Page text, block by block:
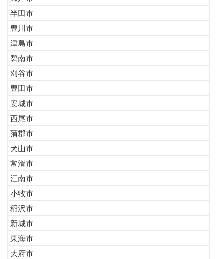
半田市
豊川市
津島市
碧南市
刈谷市
豊田市
安城市
西尾市
蒲郡市
犬山市
常滑市
江南市
小牧市
稲沢市
新城市
東海市
大府市